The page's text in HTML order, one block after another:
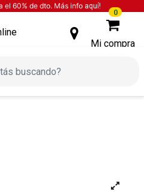
el 60% de dto. Más info aquí!
0
Mi compra